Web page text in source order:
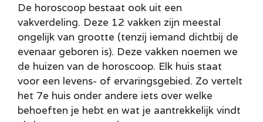
De horoscoop bestaat ook uit een
vakverdeling. Deze 12 vakken zijn meestal
ongelijk van grootte (tenzij iemand dichtbij de
evenaar geboren is). Deze vakken noemen we
de huizen van de horoscoop. Elk huis staat
voor een levens- of ervaringsgebied. Zo vertelt
het 7e huis onder andere iets over welke
behoeften je hebt en wat je aantrekkelijk vindt